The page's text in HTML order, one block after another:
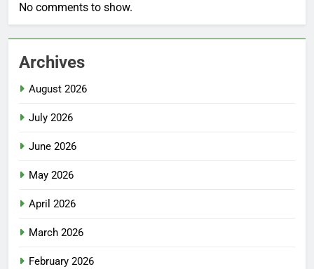
No comments to show.
Archives
August 2026
July 2026
June 2026
May 2026
April 2026
March 2026
February 2026